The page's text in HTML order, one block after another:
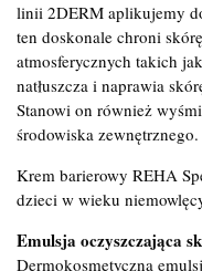
linii 2DERM aplikujemy
ten doskonale chroni
atmosferycznych takich
natłuszcza i naprawia
Stanowi on również
środowiska zewnętrznego.
Krem barierowy REHA
dzieci w wieku
Emulsja oczyszczająca
Dermokosmetyczna